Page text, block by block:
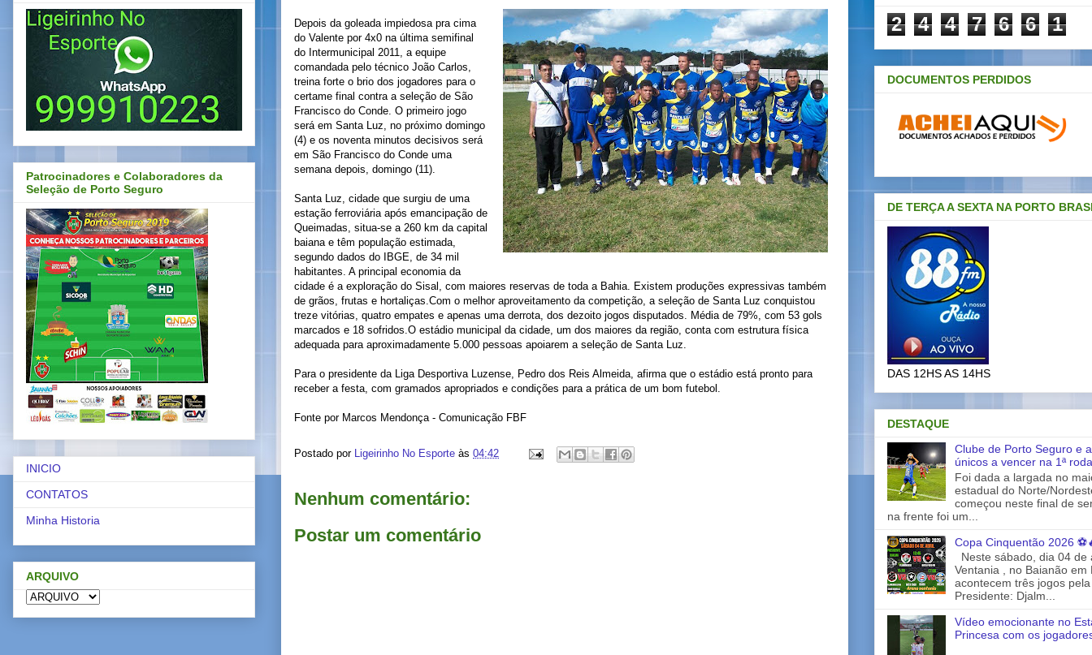
Depois da goleada impiedosa pra cima
do Valente por 4x0 na última semifinal
do Intermunicipal 2011, a equipe
comandada pelo técnico João Carlos,
treina forte o brio dos jogadores para o
certame final contra a seleção de São
Francisco do Conde. O primeiro jogo
será em Santa Luz, no próximo domingo
(4) e os noventa minutos decisivos será
em São Francisco do Conde uma
semana depois, domingo (11).
Santa Luz, cidade que surgiu de uma
estação ferroviária após emancipação de
Queimadas, situa-se a 260 km da capital
baiana e têm população estimada,
segundo dados do IBGE, de 34 mil
habitantes. A principal economia da
cidade é a exploração do Sisal, com maiores reservas de toda a Bahia. Existem produções expressivas também
de grãos, frutas e hortaliças.Com o melhor aproveitamento da competição, a seleção de Santa Luz conquistou
treze vitórias, quatro empates e apenas uma derrota, dos dezoito jogos disputados. Média de 79%, com 53 gols
marcados e 18 sofridos.O estádio municipal da cidade, um dos maiores da região, conta com estrutura física
adequada para aproximadamente 5.000 pessoas apoiarem a seleção de Santa Luz.
Para o presidente da Liga Desportiva Luzense, Pedro dos Reis Almeida, afirma que o estádio está pronto para
receber a festa, com gramados apropriados e condições para a prática de um bom futebol.
Fonte por Marcos Mendonça - Comunicação FBF
Postado por Ligeirinho No Esporte às 04:42
Nenhum comentário:
Postar um comentário
Patrocinadores e Colaboradores da
Seleção de Porto Seguro
INICIO
CONTATOS
Minha Historia
ARQUIVO
2 4 4 7 6 6 1
DOCUMENTOS PERDIDOS
DE TERÇA A SEXTA NA PORTO
DAS 12HS AS 14HS
DESTAQUE
Clube de Porto Seguro e
únicos a vencer na 1ª
Foi dada a largada no
estadual do Norte/
começou neste final de
na frente foi um...
Copa Cinquentão 2026
Neste sábado, dia 04 de
Ventania , no Baianão em
acontecem três jogos
Presidente: Djalm...
Vídeo emocionante no
Princesa com os